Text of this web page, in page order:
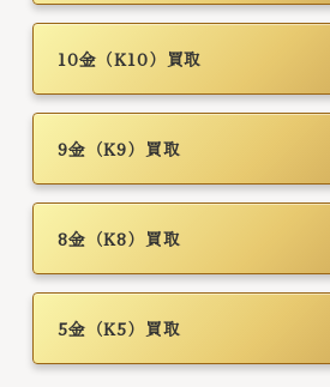
10金（K10）買取
9金（K9）買取
8金（K8）買取
5金（K5）買取